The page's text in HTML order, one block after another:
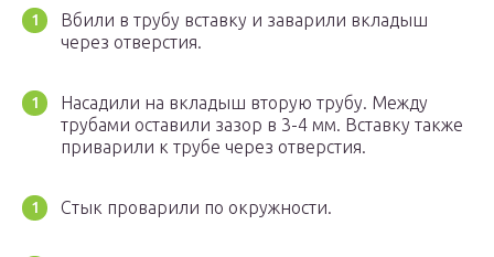
Вбили в трубу вставку и заварили вкладыш
через отверстия.
Насадили на вкладыш вторую трубу. Между
трубами оставили зазор в 3-4 мм. Вставку также
приварили к трубе через отверстия.
Стык проварили по окружности.